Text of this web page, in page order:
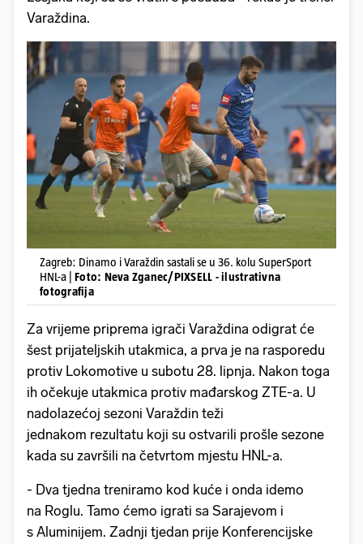
Varaždina.
Zagreb: Dinamo i Varaždin sastali se u 36. kolu SuperSport
HNL-a | Foto: Neva Zganec/PIXSELL - ilustrativna
fotografija
Za vrijeme priprema igrači Varaždina odigrat će
šest prijateljskih utakmica, a prva je na rasporedu
protiv Lokomotive u subotu 28. lipnja. Nakon toga
ih očekuje utakmica protiv mađarskog ZTE-a. U
nadolazećoj sezoni Varaždin teži
jednakom rezultatu koji su ostvarili prošle sezone
kada su završili na četvrtom mjestu HNL-a.
- Dva tjedna treniramo kod kuće i onda idemo
na Roglu. Tamo ćemo igrati sa Sarajevom i
s Aluminijem. Zadnji tjedan prije Konferencijske